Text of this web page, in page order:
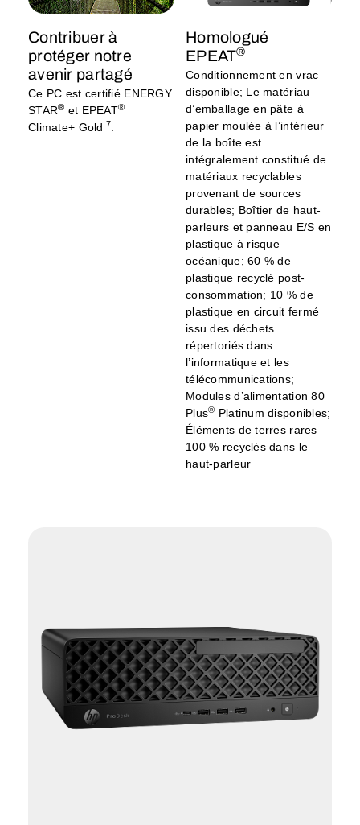
Contribuer à
protéger notre
avenir partagé
Ce PC est certifié ENERGY
STAR® et EPEAT®
Climate+ Gold 7
Homologué
EPEAT®
Conditionnement en vrac
disponible; Le matériau
d’emballage en pâte à
papier moulée à l’intérieur
de la boîte est
intégralement constitué de
matériaux recyclables
provenant de sources
durables; Boîtier de haut-
parleurs et panneau E/S en
plastique à risque
océanique; 60 % de
plastique recyclé post-
consommation; 10 % de
plastique en circuit fermé
issu des déchets
répertoriés dans
l’informatique et les
télécommunications;
Modules d’alimentation 80
Plus® Platinum disponibles;
Éléments de terres rares
100 % recyclés dans le
haut-parleur